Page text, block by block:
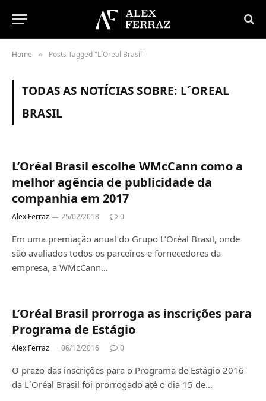
Home » Posts Tagged "L´Oreal Brasil"
TODAS AS NOTÍCIAS SOBRE: L´OREAL
BRASIL
L’Oréal Brasil escolhe WMcCann como a
melhor agência de publicidade da
companhia em 2017
Alex Ferraz 25/02/2018 0
Em uma premiação anual do Grupo L’Oréal Brasil, onde
são avaliados todos os parceiros e fornecedores da
empresa, a WMcCann…
L’Oréal Brasil prorroga as inscrições para
Programa de Estágio
Alex Ferraz 06/12/2016 0
O prazo das inscrições para o Programa de Estágio 2016
da L´Oréal Brasil foi prorrogado até o dia 15 de…